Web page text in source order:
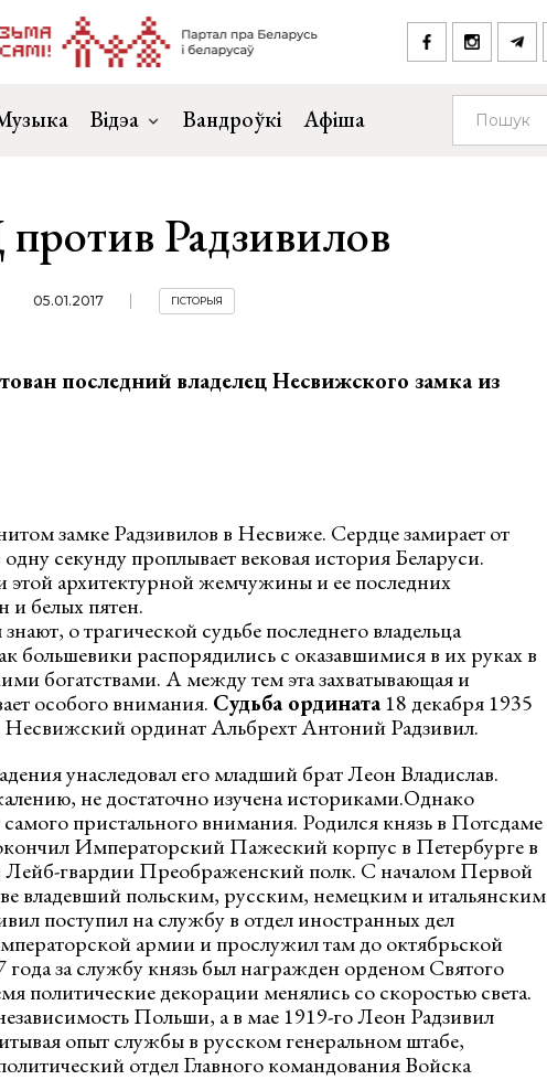
Відэа Вандроўкі Афіша
Радзивилов
05.01.2017 ГІСТОРЫЯ
последний владелец Несвижского замка из
замке Радзивилов в Несвиже. Сердце замирает от
секунду проплывает вековая история Беларуси.
архитектурной жемчужины и ее последних
и белых пятен.
о трагической судьбе последнего владельца
большевики распорядились с оказавшимися в их руках в
богатствами. А между тем эта захватывающая и
особого внимания. Судьба ордината18 декабря 1935
ординат Альбрехт Антоний Радзивил.
унаследовал его младший брат Леон Владислав.
не достаточно изучена историками.Однако
пристального внимания. Родился князь в Потсдаме
Императорский Пажеский корпус в Петербурге в
Лейб-гвардии Преображенский полк. С началом Первой
владевший польским, русским, немецким и итальянским
поступил на службу в отдел иностранных дел
армии и прослужил там до октябрьской
за службу князь был награжден орденом Святого
политические декорации менялись со скоростью света.
Польши, а в мае 1919-го Леон Радзивил
опыт службы в русском генеральном штабе,
отдел Главного командования Войска